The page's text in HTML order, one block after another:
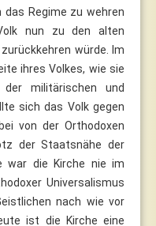
das Regime zu wehren
nun zu den alten
würde. Im
ihres Volkes, wie sie
militärischen und
sich das Volk gegen
von der Orthodoxen
der Staatsnähe der
war die Kirche nie im
Universalismus
nach wie vor
ist die Kirche eine